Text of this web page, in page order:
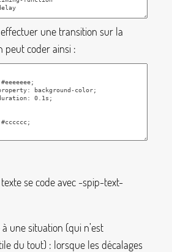
une transition sur la
peut coder ainsi :
se code avec -spip-text-
une situation (qui n’est
du tout) : lorsque les décalages